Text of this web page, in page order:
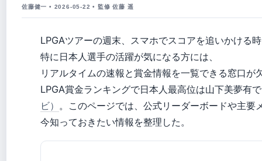
佐藤健一 • 2026-05-22 • 監修 佐藤 遥
LPGAツアーの週末、スマホでスコアを追いかける
特に日本人選手の活躍が気になる方には、
リアルタイムの速報と賞金情報を一覧できる窓口が
LPGA賞金ランキングで日本人最高位は山下美夢有
ビ） 。このページでは、公式リーダーボードや主要
今知っておきたい情報を整理した。